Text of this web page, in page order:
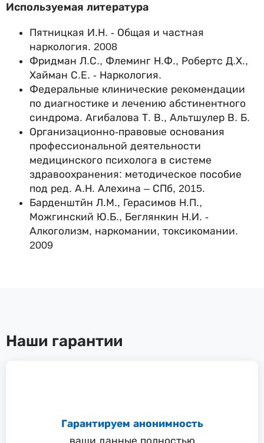
Используемая литература
Пятницкая И.Н. - Общая и частная
наркология. 2008
Фридман Л.С., Флеминг Н.Ф., Робертс Д.Х.,
Хайман С.Е. - Наркология.
Федеральные клинические рекомендации
по диагностике и лечению абстинентного
синдрома. Агибалова Т. В., Альтшулер В. Б.
Организационно-правовые основания
профессиональной деятельности
медицинского психолога в системе
здравоохранения: методическое пособие
под ред. А.Н. Алехина – СПб, 2015.
Барденштйн Л.М., Герасимов Н.П.,
Можгинский Ю.Б., Беглянкин Н.И. -
Алкоголизм, наркомании, токсикомании.
2009
Наши гарантии
Гарантируем анонимность
ваши данные полностью